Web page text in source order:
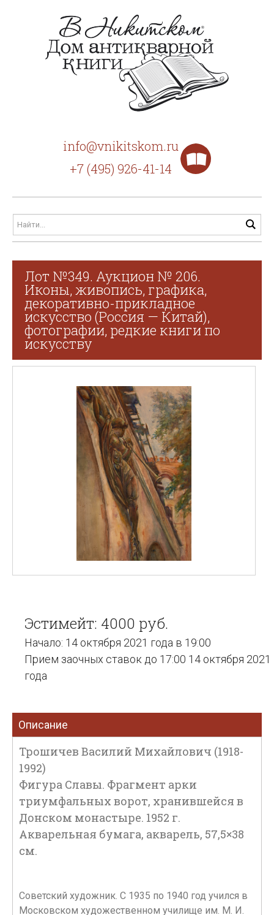
info@vnikitskom.ru
+7 (495) 926-41-14
Лот №349. Аукцион № 206.
Иконы, живопись, графика,
декоративно-прикладное
искусство (Россия — Китай),
фотографии, редкие книги по
искусству
Эстимейт: 4000 руб.
Начало: 14 октября 2021 года в 19:00
Прием заочных ставок до 17:00 14 октября 2021
года
Описание
Трошичев Василий Михайлович (1918-
1992)
Фигура Славы. Фрагмент арки
триумфальных ворот, хранившейся в
Донском монастыре. 1952 г.
Акварельная бумага, акварель, 57,5×38
см.
Cоветский художник. С 1935 по 1940 год учился в
Московском художественном училище им. М. И.